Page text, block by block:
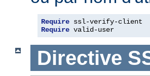
Require
Require valid-user
Directive